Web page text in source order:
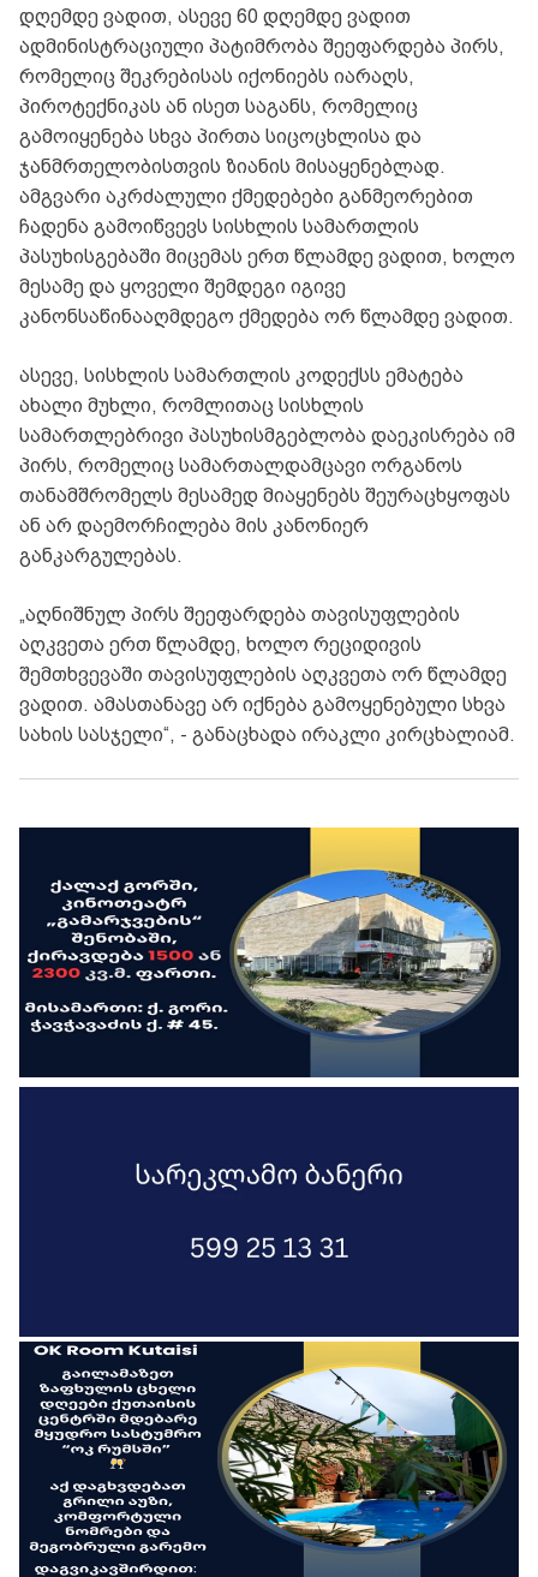
დღემდე ვადით, ასევე 60 დღემდე ვადით
ადმინისტრაციული პატიმრობა შეეფარდება პირს,
რომელიც შეკრებისას იქონიებს იარაღს,
პიროტექნიკას ან ისეთ საგანს, რომელიც
გამოიყენება სხვა პირთა სიცოცხლისა და
ჯანმრთელობისთვის ზიანის მისაყენებლად.
ამგვარი აკრძალული ქმედებები განმეორებით
ჩადენა გამოიწვევს სისხლის სამართლის
პასუხისგებაში მიცემას ერთ წლამდე ვადით, ხოლო
მესამე და ყოველი შემდეგი იგივე
კანონსაწინააღმდეგო ქმედება ორ წლამდე ვადით.
ასევე, სისხლის სამართლის კოდექსს ემატება
ახალი მუხლი, რომლითაც სისხლის
სამართლებრივი პასუხისმგებლობა დაეკისრება იმ
პირს, რომელიც სამართალდამცავი ორგანოს
თანამშრომელს მესამედ მიაყენებს შეურაცხყოფას
ან არ დაემორჩილება მის კანონიერ
განკარგულებას.
„აღნიშნულ პირს შეეფარდება თავისუფლების
აღკვეთა ერთ წლამდე, ხოლო რეციდივის
შემთხვევაში თავისუფლების აღკვეთა ორ წლამდე
ვადით. ამასთანავე არ იქნება გამოყენებული სხვა
სახის სასჯელი“, - განაცხადა ირაკლი კირცხალიამ.